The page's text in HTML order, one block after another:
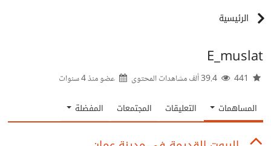
الرئيسية
E_muslat
عضو منذ4 سنوات
المساهمات التعليقات المجتمعات المفضلة